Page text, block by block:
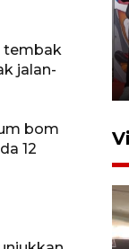
tembak
jalan-
bom
12
hadiri